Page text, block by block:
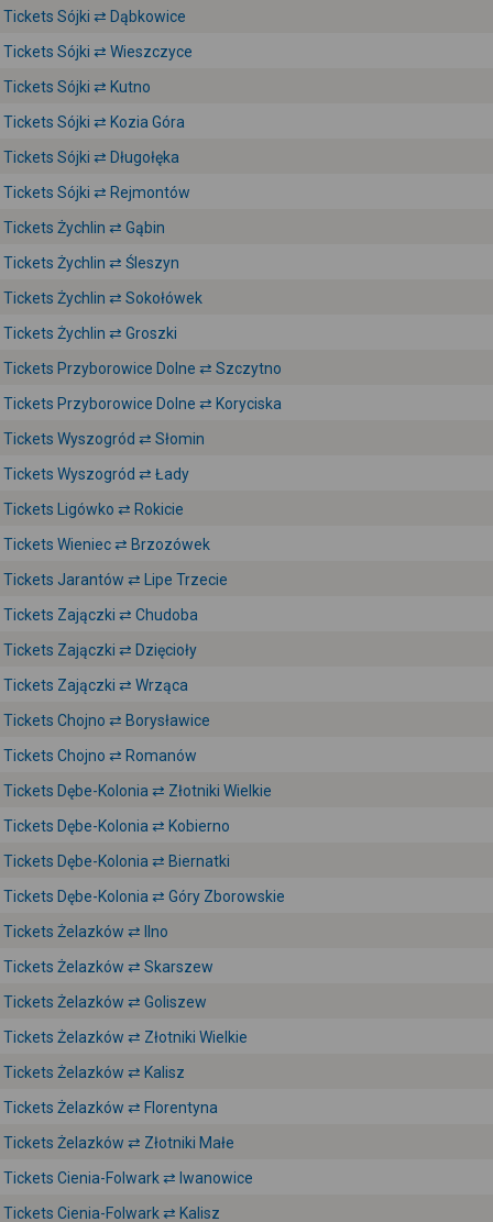
Tickets Sójki ⇄ Dąbkowice
Tickets Sójki ⇄ Wieszczyce
Tickets Sójki ⇄ Kutno
Tickets Sójki ⇄ Kozia Góra
Tickets Sójki ⇄ Długołęka
Tickets Sójki ⇄ Rejmontów
Tickets Żychlin ⇄ Gąbin
Tickets Żychlin ⇄ Śleszyn
Tickets Żychlin ⇄ Sokołówek
Tickets Żychlin ⇄ Groszki
Tickets Przyborowice Dolne ⇄ Szczytno
Tickets Przyborowice Dolne ⇄ Koryciska
Tickets Wyszogród ⇄ Słomin
Tickets Wyszogród ⇄ Łady
Tickets Ligówko ⇄ Rokicie
Tickets Wieniec ⇄ Brzozówek
Tickets Jarantów ⇄ Lipe Trzecie
Tickets Zajączki ⇄ Chudoba
Tickets Zajączki ⇄ Dzięcioły
Tickets Zajączki ⇄ Wrząca
Tickets Chojno ⇄ Borysławice
Tickets Chojno ⇄ Romanów
Tickets Dębe-Kolonia ⇄ Złotniki Wielkie
Tickets Dębe-Kolonia ⇄ Kobierno
Tickets Dębe-Kolonia ⇄ Biernatki
Tickets Dębe-Kolonia ⇄ Góry Zborowskie
Tickets Żelazków ⇄ Ilno
Tickets Żelazków ⇄ Skarszew
Tickets Żelazków ⇄ Goliszew
Tickets Żelazków ⇄ Złotniki Wielkie
Tickets Żelazków ⇄ Kalisz
Tickets Żelazków ⇄ Florentyna
Tickets Żelazków ⇄ Złotniki Małe
Tickets Cienia-Folwark ⇄ Iwanowice
Tickets Cienia-Folwark ⇄ Kalisz